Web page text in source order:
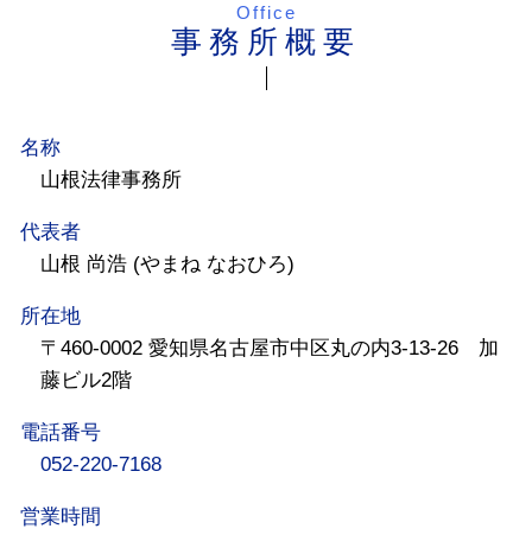
Office
事務所概要
名称
山根法律事務所
代表者
山根 尚浩 (やまね なおひろ)
所在地
〒460-0002 愛知県名古屋市中区丸の内3-13-26 加
藤ビル2階
電話番号
052-220-7168
営業時間